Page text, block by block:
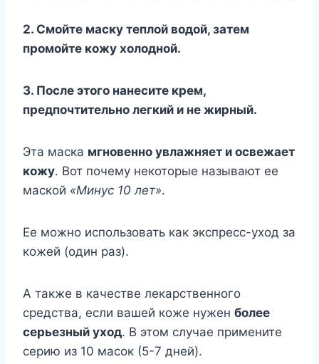
2. Смойте маску теплой водой, затем
промойте кожу холодной.
3. После этого нанесите крем,
предпочтительно легкий и не жирный.
Эта маска мгновенно увлажняет и освежает
кожу. Вот почему некоторые называют ее
маской «Минус 10 лет».
Ее можно использовать как экспресс-уход за
кожей (один раз).
А также в качестве лекарственного
средства, если вашей коже нужен более
серьезный уход. В этом случае примените
серию из 10 масок (5-7 дней).